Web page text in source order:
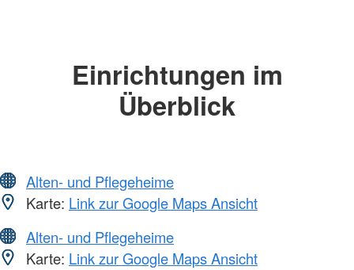
Einrichtungen im
Überblick
Alten- und Pflegeheime
Karte: Link zur Google Maps Ansicht
Alten- und Pflegeheime
Karte: Link zur Google Maps Ansicht